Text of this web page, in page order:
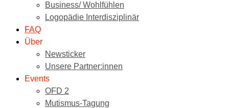
Business/ Wohlfühlen
Logopädie Interdisziplinär
FAQ
Über
Newsticker
Unsere Partner:innen
Events
OFD 2
Mutismus-Tagung